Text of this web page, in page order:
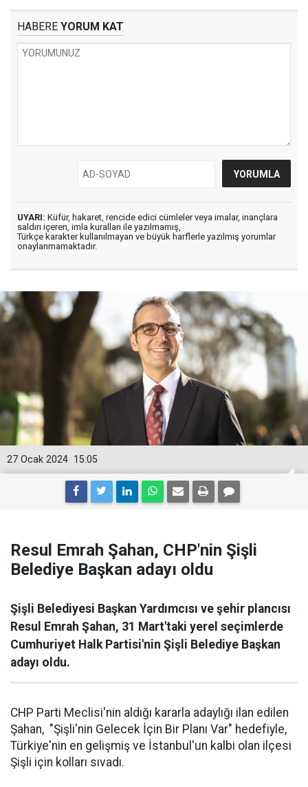
HABERE YORUM KAT
UYARI: Küfür, hakaret, rencide edici cümleler veya imalar, inançlara
saldırı içeren, imla kuralları ile yazılmamış,
Türkçe karakter kullanılmayan ve büyük harflerle yazılmış yorumlar
onaylanmamaktadır.
15:05
27 Ocak 2024
Resul Emrah Şahan, CHP'nin Şişli
Belediye Başkan adayı oldu
Şişli Belediyesi Başkan Yardımcısı ve şehir plancısı
Resul Emrah Şahan, 31 Mart'taki yerel seçimlerde
Cumhuriyet Halk Partisi'nin Şişli Belediye Başkan
adayı oldu.
CHP Parti Meclisi'nin aldığı kararla adaylığı ilan edilen
Şahan, "Şişli'nin Gelecek İçin Bir Planı Var" hedefiyle,
Türkiye'nin en gelişmiş ve İstanbul'un kalbi olan ilçesi
Şişli için kolları sıvadı.